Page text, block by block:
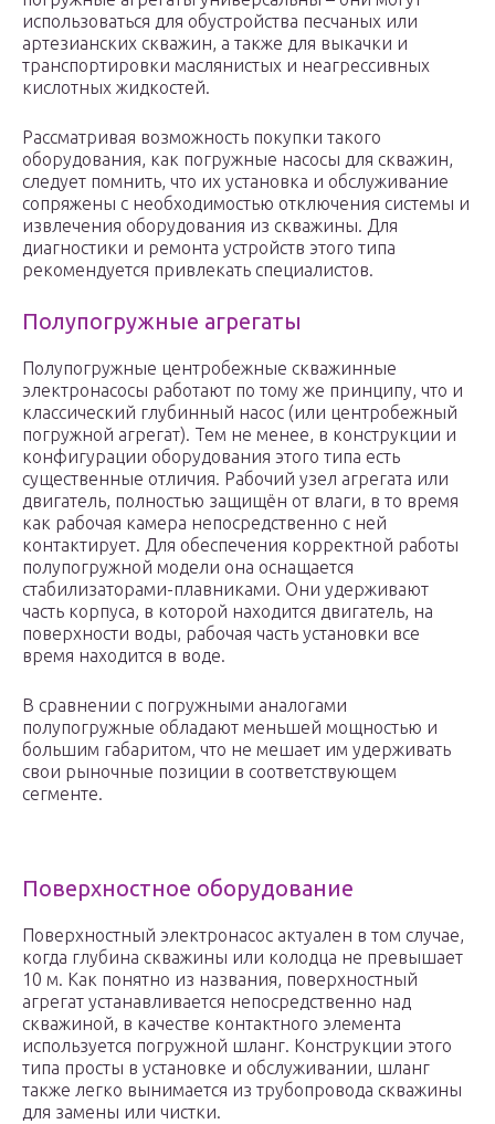
использоваться для обустройства песчаных или
артезианских скважин, а также для выкачки и
транспортировки маслянистых и неагрессивных
кислотных жидкостей.
Рассматривая возможность покупки такого
оборудования, как погружные насосы для скважин,
следует помнить, что их установка и обслуживание
сопряжены с необходимостью отключения системы и
извлечения оборудования из скважины. Для
диагностики и ремонта устройств этого типа
рекомендуется привлекать специалистов.
Полупогружные агрегаты
Полупогружные центробежные скважинные
электронасосы работают по тому же принципу, что и
классический глубинный насос (или центробежный
погружной агрегат). Тем не менее, в конструкции и
конфигурации оборудования этого типа есть
существенные отличия. Рабочий узел агрегата или
двигатель, полностью защищён от влаги, в то время
как рабочая камера непосредственно с ней
контактирует. Для обеспечения корректной работы
полупогружной модели она оснащается
стабилизаторами-плавниками. Они удерживают
часть корпуса, в которой находится двигатель, на
поверхности воды, рабочая часть установки все
время находится в воде.
В сравнении с погружными аналогами
полупогружные обладают меньшей мощностью и
большим габаритом, что не мешает им удерживать
свои рыночные позиции в соответствующем
сегменте.
Поверхностное оборудование
Поверхностный электронасос актуален в том случае,
когда глубина скважины или колодца не превышает
10 м. Как понятно из названия, поверхностный
агрегат устанавливается непосредственно над
скважиной, в качестве контактного элемента
используется погружной шланг. Конструкции этого
типа просты в установке и обслуживании, шланг
также легко вынимается из трубопровода скважины
для замены или чистки.